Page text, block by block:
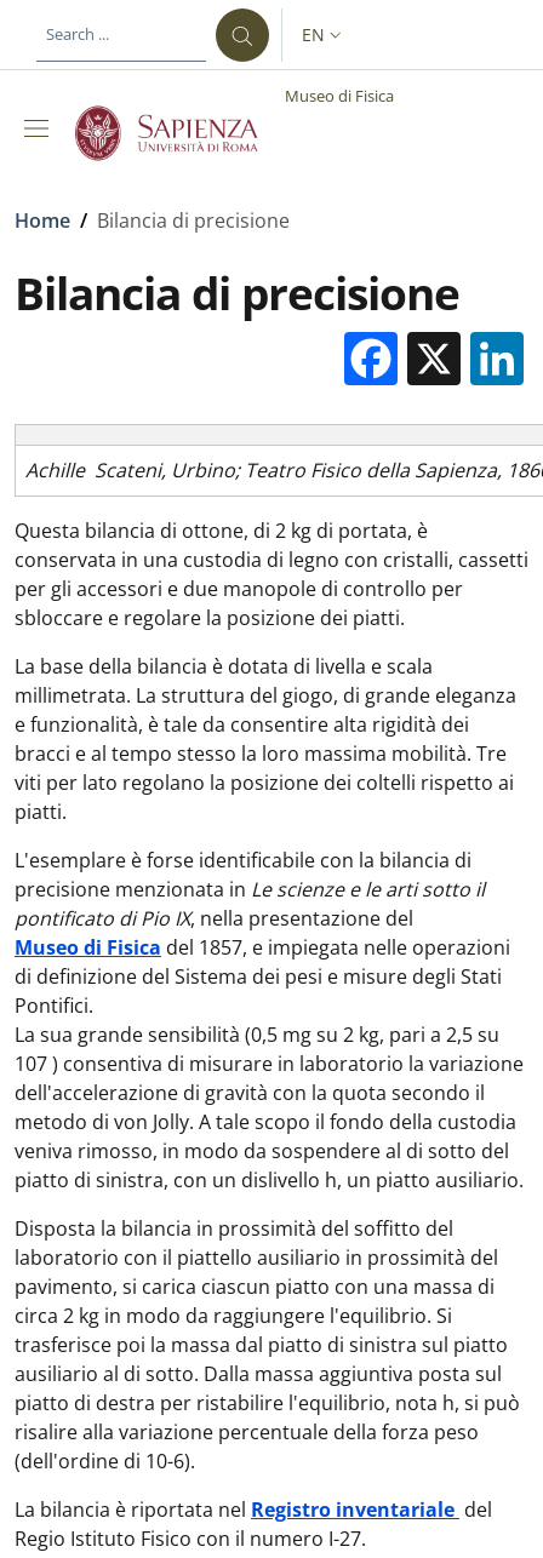
LANGUAGE SWITCHER:
EN
Museo di Fisica
Breadcrumb
Home / Bilancia di precisione
Bilancia di precisione
X
Achille Scateni, Urbino; Teatro Fisico della Sapienza,
Questa bilancia di ottone, di 2 kg di portata, è
conservata in una custodia di legno con cristalli, cassetti
per gli accessori e due manopole di controllo per
sbloccare e regolare la posizione dei piatti.
La base della bilancia è dotata di livella e scala
millimetrata. La struttura del giogo, di grande eleganza
e funzionalità, è tale da consentire alta rigidità dei
bracci e al tempo stesso la loro massima mobilità. Tre
viti per lato regolano la posizione dei coltelli rispetto ai
piatti.
L'esemplare è forse identificabile con la bilancia di
precisione menzionata in Le scienze e le arti sotto il
pontificato di Pio IX, nella presentazione del
Museo di Fisica del 1857, e impiegata nelle operazioni
di definizione del Sistema dei pesi e misure degli Stati
Pontifici.
La sua grande sensibilità (0,5 mg su 2 kg, pari a 2,5 su
107 ) consentiva di misurare in laboratorio la variazione
dell'accelerazione di gravità con la quota secondo il
metodo di von Jolly. A tale scopo il fondo della custodia
veniva rimosso, in modo da sospendere al di sotto del
piatto di sinistra, con un dislivello h, un piatto ausiliario.
Disposta la bilancia in prossimità del soffitto del
laboratorio con il piattello ausiliario in prossimità del
pavimento, si carica ciascun piatto con una massa di
circa 2 kg in modo da raggiungere l'equilibrio. Si
trasferisce poi la massa dal piatto di sinistra sul piatto
ausiliario al di sotto. Dalla massa aggiuntiva posta sul
piatto di destra per ristabilire l'equilibrio, nota h, si può
risalire alla variazione percentuale della forza peso
(dell'ordine di 10-6).
La bilancia è riportata nel Registro inventariale del
Regio Istituto Fisico con il numero I-27.